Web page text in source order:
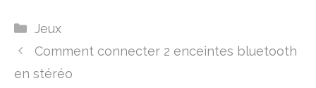
Catégories
Jeux
Comment connecter 2 enceintes bluetooth
en stéréo